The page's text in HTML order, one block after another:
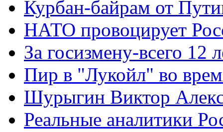
Курбан-байрам от
НАТО провоцирует
За госизмену-всего 12
Пир в "Лукойл" во
Шурыгин Виктор
Реальные аналитики